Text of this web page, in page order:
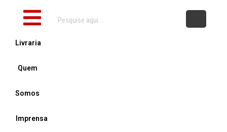
conteúdo
Inicial
Livraria
Quem
Somos
Imprensa
quantidade